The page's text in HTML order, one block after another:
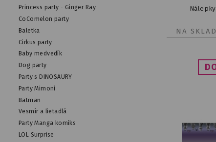
Princess party - Ginger Ray
CoComelon party
Baletka
Cirkus party
Baby medvedík
Dog party
Party s DINOSAURY
Party Mimoni
Batman
Vesmír a lietadlá
Party Manga komiks
LOL Surprise
NA